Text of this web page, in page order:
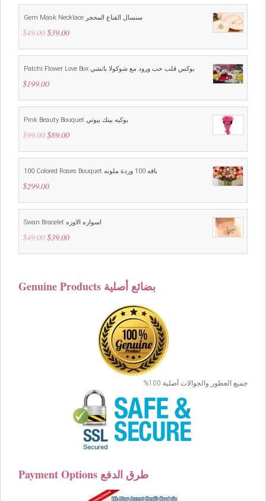
Gem Mask Necklace سنسال القناع المحجر
$49.00 Original
was:
$39.00Current
is:
Patchi Flower Love Box بوكس قلب حب ورود مع شوكولا باتشي
$199.00
Pink Beauty Bouquet بوكيه بينك بيوتي
$99.00 Original
was:
$89.00Current
is:
100 Colored Roses Bouquet باقه 100 وردة ملونه
$299.00
Swan Bracelet اسواره الاوزه
$49.00 Original
was:
$39.00Current
is:
Genuine Products بضائع أصلية
جميع العطور والجوالات أصلية 100%
Payment Options طرق الدفع